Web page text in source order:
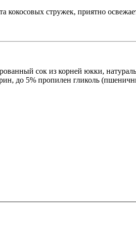
кокосовых стружек, приятно
сок из корней юкки,
до 5% пропилен гликоль